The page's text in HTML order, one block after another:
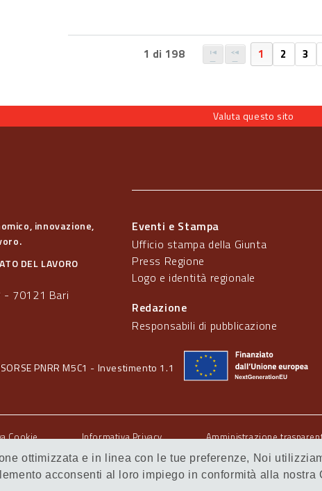
ottimizzata e in linea con le tue preferenze, Noi
acconsenti al loro impiego in conformità alla nostra
1 di 198 1 2 3
Valuta questo sito
innovazione,
DEL LAVORO
- 70121 Bari
Eventi e Stampa
Ufficio stampa della Giunta
Press Regione
Logo e identità regionale
Redazione
Responsabili di pubblicazione
PNRR M5C1 - Investimento 1.1
Cookie Informativa Privacy Amministrazione